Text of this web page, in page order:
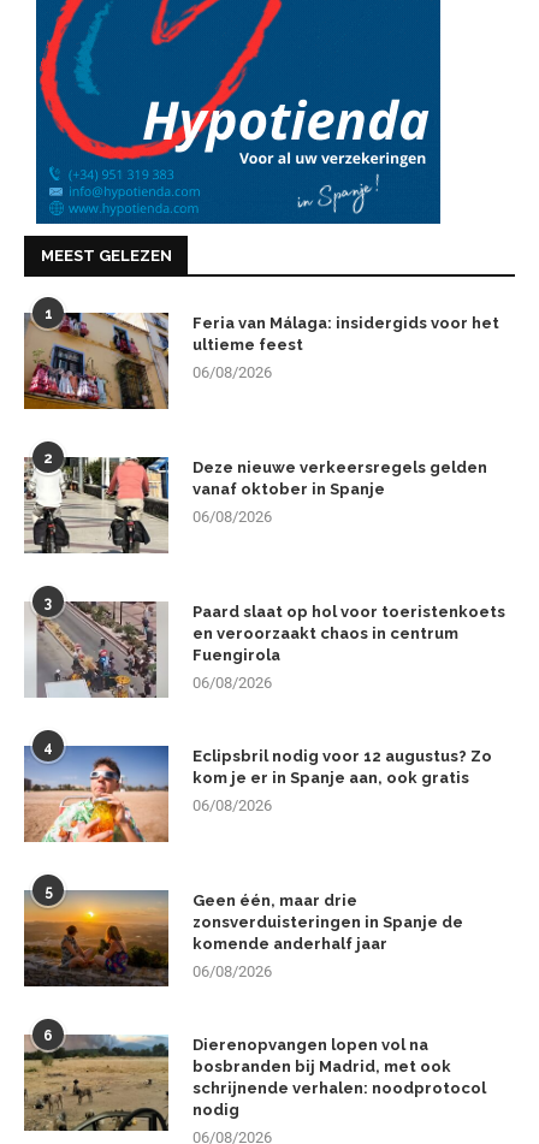
MEEST GELEZEN
1
Feria van Málaga: insidergids voor het
ultieme feest
06/08/2026
2
Deze nieuwe verkeersregels gelden
vanaf oktober in Spanje
06/08/2026
3
Paard slaat op hol voor toeristenkoets
en veroorzaakt chaos in centrum
Fuengirola
06/08/2026
4
Eclipsbril nodig voor 12 augustus? Zo
kom je er in Spanje aan, ook gratis
06/08/2026
5
Geen één, maar drie
zonsverduisteringen in Spanje de
komende anderhalf jaar
06/08/2026
6
Dierenopvangen lopen vol na
bosbranden bij Madrid, met ook
schrijnende verhalen: noodprotocol
nodig
06/08/2026